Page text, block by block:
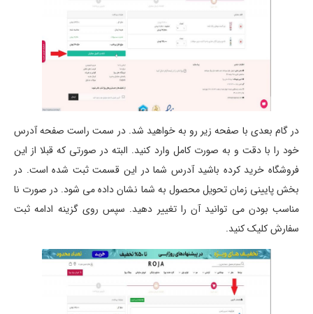
در گام بعدی با صفحه زیر رو به خواهید شد. در سمت راست صفحه آدرس
خود را با دقت و به صورت کامل وارد کنید. البته در صورتی که قبلا از این
فروشگاه خرید کرده باشید آدرس شما در این قسمت ثبت شده است. در
بخش پایینی زمان تحویل محصول به شما نشان داده می شود. در صورت نا
مناسب بودن می توانید آن را تغییر دهید. سپس روی گزینه ادامه ثبت
سفارش کلیک کنید.